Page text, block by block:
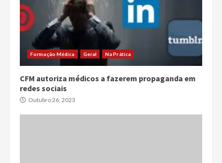
Formação Médica Geral Na Prática
CFM autoriza médicos a fazerem propaganda em
redes sociais
Outubro 26, 2023